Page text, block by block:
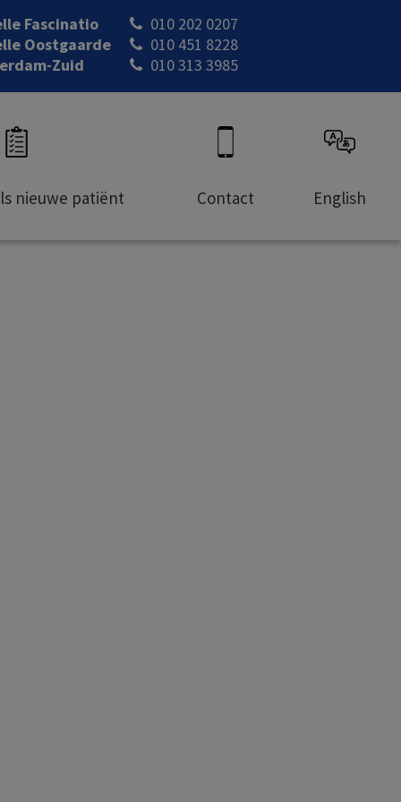
Fascinatio
010 202 0207
Oostgaarde
010 451 8228
Zuid
010 313 3985
nieuwe patiënt Contact English